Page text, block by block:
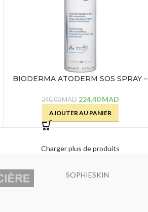
BIODERMA ATODERM SOS SPRAY –
340,00MAD 224,40MAD
AJOUTER AU PANIER
Charger plus de produits
SOPHIESKIN